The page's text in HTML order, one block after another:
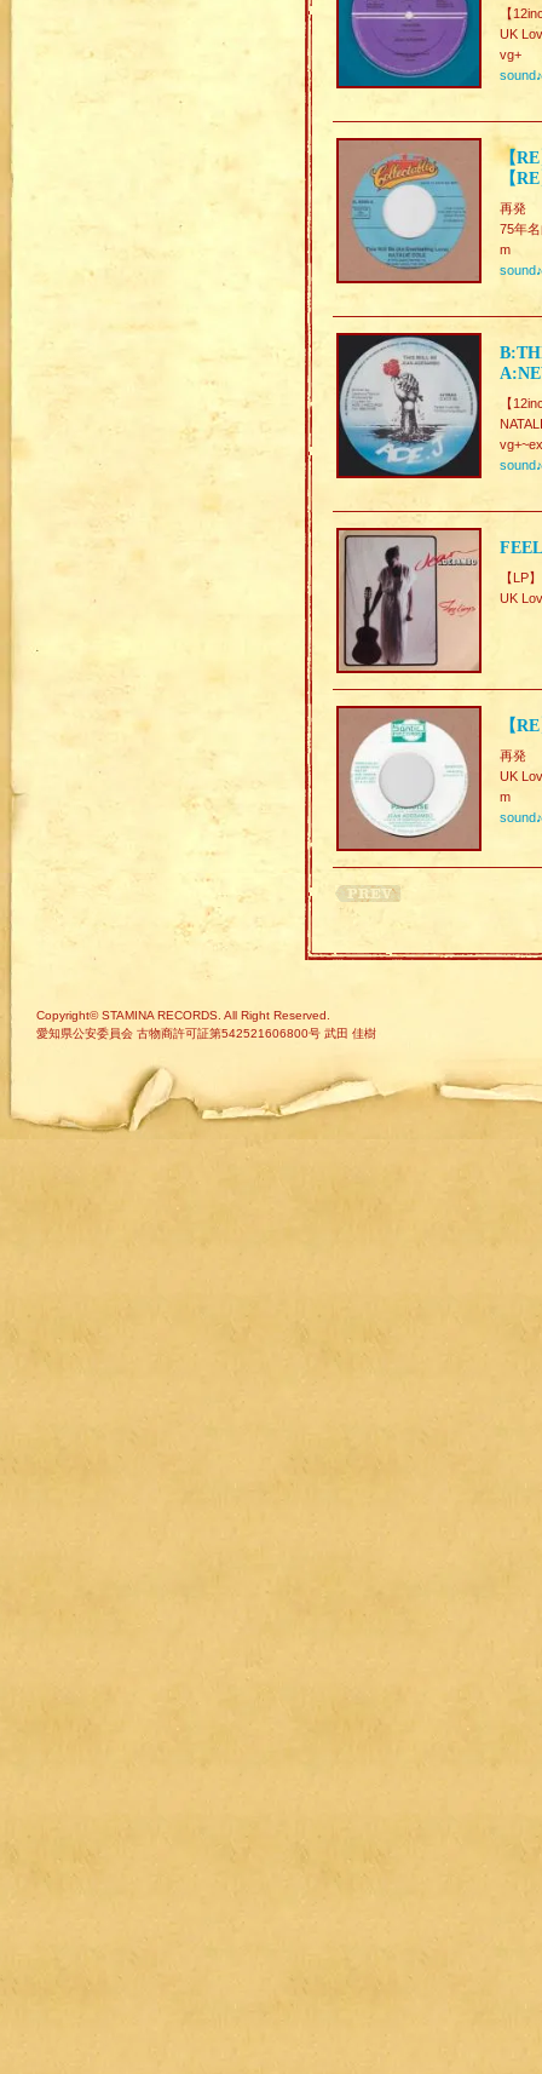
【
UK
vg+
sound♪
【
【
再発
75年
m
sound♪
【
sound♪
【LP】
UK
【
再発
UK
m
sound♪
Copyright© STAMINA RECORDS. All Right Reserved.
愛知県公安委員会 古物商許可証第542521606800号 武田 佳樹